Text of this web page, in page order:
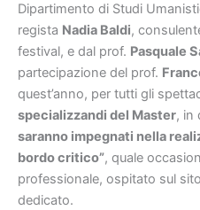
Dipartimento di Studi
regista Nadia Baldi,
festival, e dal prof. Pasquale
partecipazione del prof.
quest’anno, per tutti gli
specializzandi del Master, in
saranno impegnati nella
bordo critico”, quale
professionale, ospitato sul
dedicato.